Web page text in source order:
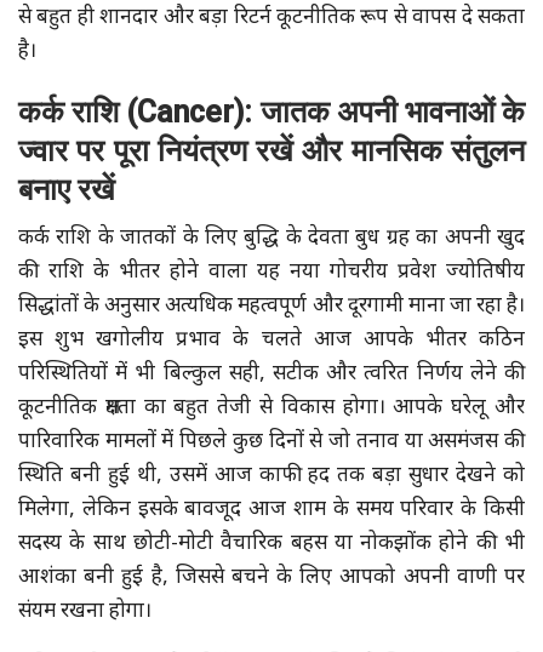
से बहुत ही शानदार और बड़ा रिटर्न कूटनीतिक रूप से वापस दे सकता
है।
कर्क राशि (Cancer): जातक अपनी भावनाओं के
ज्वार पर पूरा नियंत्रण रखें और मानसिक संतुलन
बनाए रखें
कर्क राशि के जातकों के लिए बुद्धि के देवता बुध ग्रह का अपनी खुद
की राशि के भीतर होने वाला यह नया गोचरीय प्रवेश ज्योतिषीय
सिद्धांतों के अनुसार अत्यधिक महत्वपूर्ण और दूरगामी माना जा रहा है।
इस शुभ खगोलीय प्रभाव के चलते आज आपके भीतर कठिन
परिस्थितियों में भी बिल्कुल सही, सटीक और त्वरित निर्णय लेने की
कूटनीतिक क्षमता का बहुत तेजी से विकास होगा। आपके घरेलू और
पारिवारिक मामलों में पिछले कुछ दिनों से जो तनाव या असमंजस की
स्थिति बनी हुई थी, उसमें आज काफी हद तक बड़ा सुधार देखने को
मिलेगा, लेकिन इसके बावजूद आज शाम के समय परिवार के किसी
सदस्य के साथ छोटी-मोटी वैचारिक बहस या नोकझोंक होने की भी
आशंका बनी हुई है, जिससे बचने के लिए आपको अपनी वाणी पर
संयम रखना होगा।